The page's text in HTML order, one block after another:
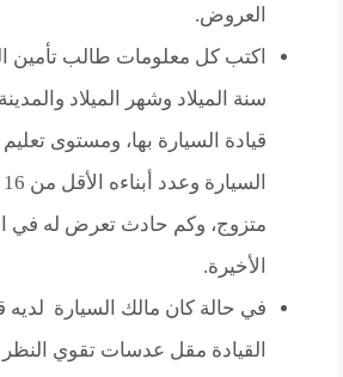
العروض.
اكتب كل معلومات طالب تأمين
سنة الميلاد وشهر الميلاد
قيادة السيارة بها، ومستوى
الأخيرة.
في حالة كان مالك السيارة
القيادة مقل عدسات تقوي